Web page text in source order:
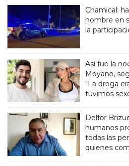
Chamical:
hombre en
la
Así fue la
Moyano,
“La droga
tuvimos
Delfor
humanos
todas las
quienes